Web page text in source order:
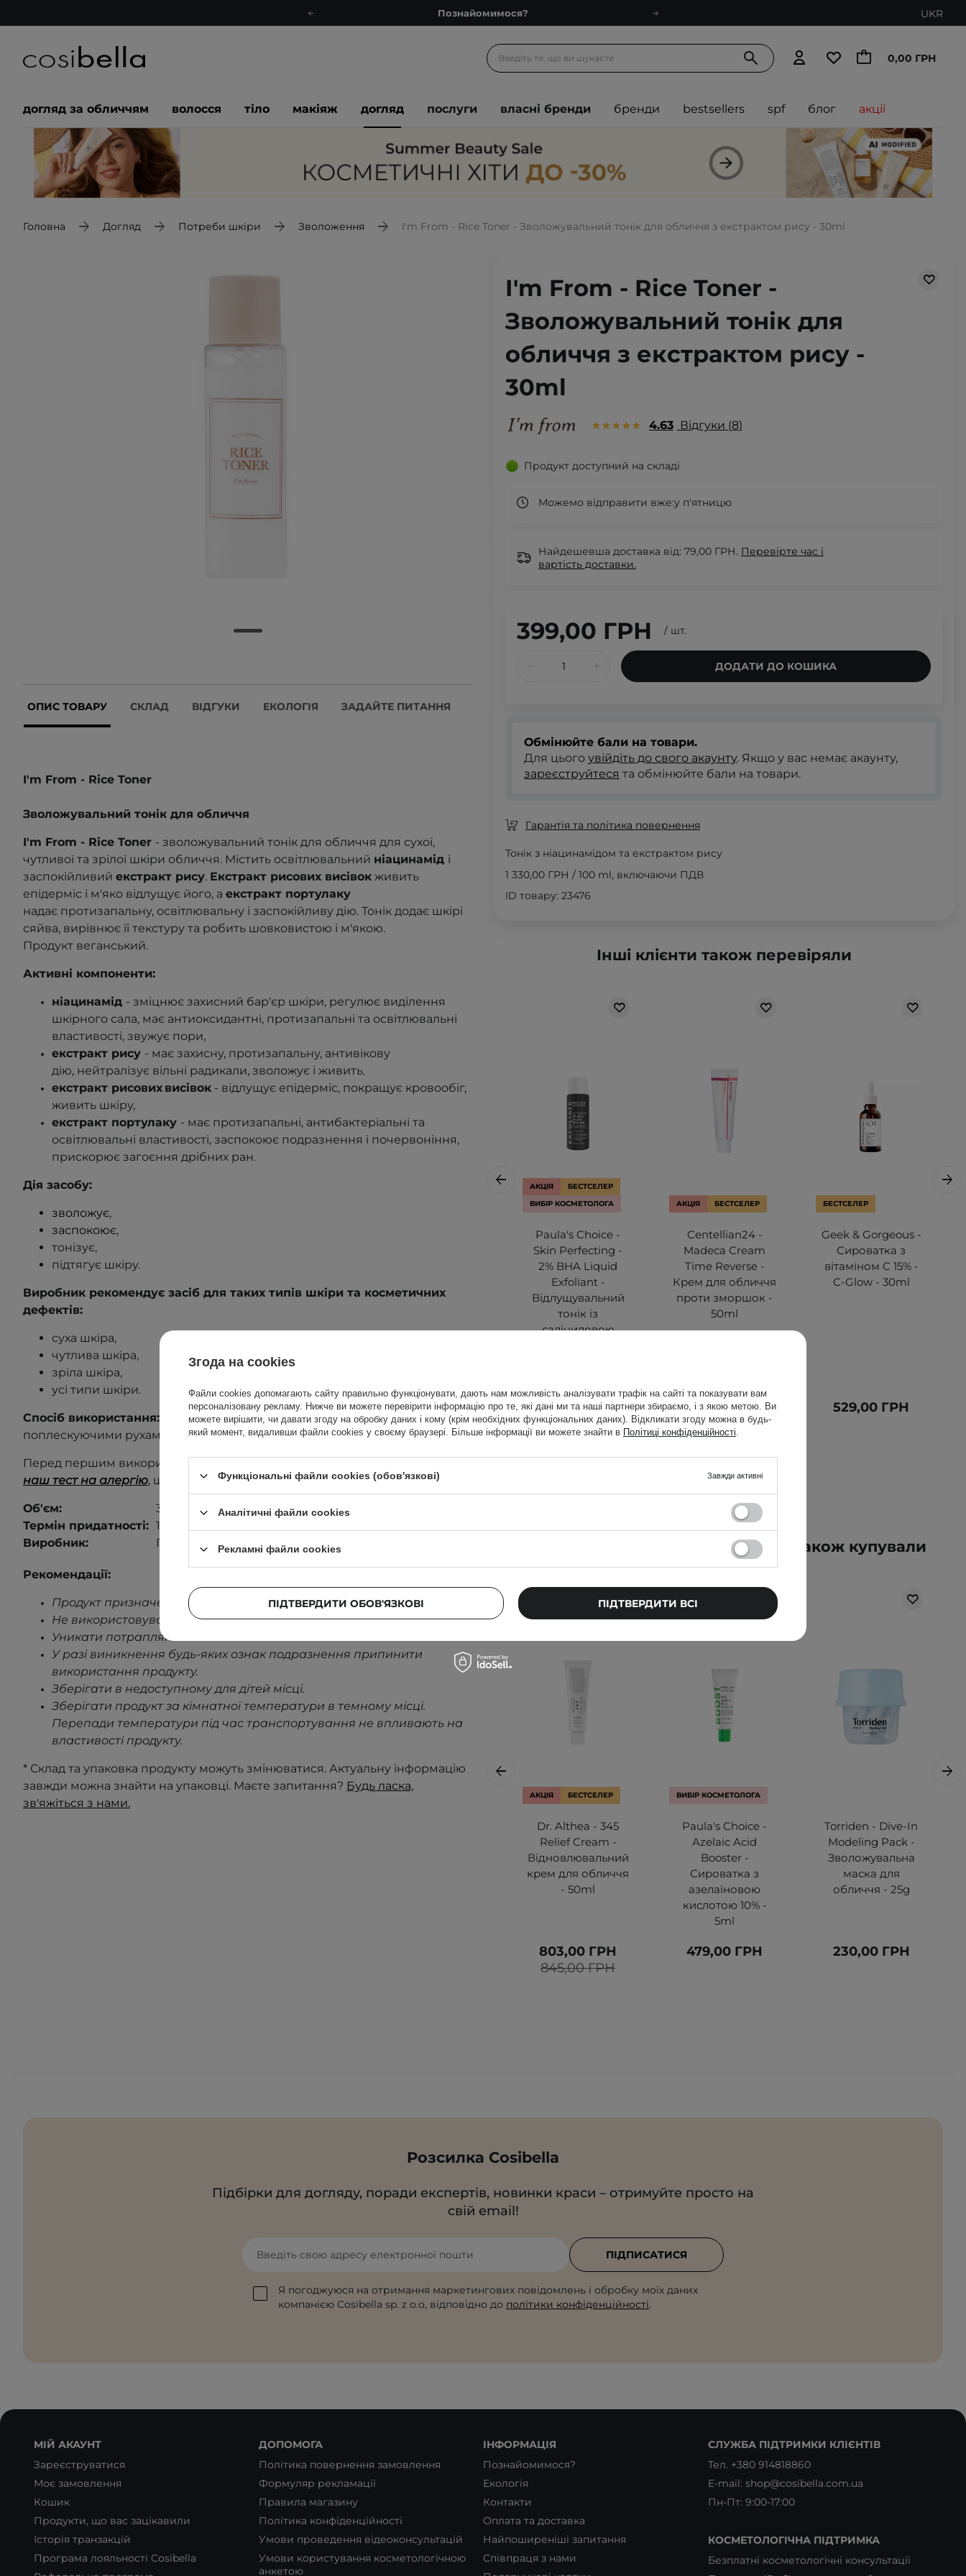
Познайомимося?
Подарункові картки
Рекомендуй нас і отримуй ще більше балів
Запитай косметолога
Познайомимося?
UKR
0,00 ГРН
догляд за обличчям волосся тіло макіяж догляд послуги власні бренди бренди bestsellers spf блог акції
Головна Догляд Потреби шкіри Зволоження I'm From - Rice Toner - Зволожувальний тонік для обличчя з екстрактом рису - 30ml
ОПИС ТОВАРУ СКЛАД ВІДГУКИ ЕКОЛОГІЯ ЗАДАЙТЕ ПИТАННЯ
I'm From - Rice Toner
Зволожувальний тонік для обличчя
I'm From - Rice Toner - зволожувальний тонік для обличчя для сухої,
чутливої та зрілої шкіри обличчя. Містить освітлювальний ніацинамід і
заспокійливий екстракт рису. Екстракт рисових висівок живить
епідерміс і м'яко відлущує його, а екстракт портулаку
надає протизапальну, освітлювальну і заспокійливу дію. Тонік додає шкірі
сяйва, вирівнює її текстуру та робить шовковистою і м'якою.
Продукт веганський.
Активні компоненти:
ніацинамід - зміцнює захисний бар'єр шкіри, регулює виділення
шкірного сала, має антиоксидантні, протизапальні та освітлювальні
властивості, звужує пори,
екстракт рису - має захисну, протизапальну, антивікову
дію, нейтралізує вільні радикали, зволожує і живить,
екстракт рисових висівок - відлущує епідерміс, покращує кровообіг,
живить шкіру,
екстракт портулаку - має протизапальні, антибактеріальні та
освітлювальні властивості, заспокоює подразнення і почервоніння,
прискорює загоєння дрібних ран.
Дія засобу:
зволожує,
заспокоює,
тонізує,
підтягує шкіру.
Виробник рекомендує засіб для таких типів шкіри та косметичних
дефектів:
суха шкіра,
чутлива шкіра,
зріла шкіра,
усі типи шкіри.
Спосіб використання: Нанести тонік на очищену шкіру обличчя
поплескуючими рухами.
Перед першим використанням виконайте тест на алергію. Перевірте
наш тест на алергію, щоб дізнатися більше.
Об'єм:
30 ml
Термін придатності: 12 місяців після відкриття.
Виробник:
Південна Корея.
Рекомендації:
Продукт призначений лише для зовнішнього застосування.
Не використовувати на пошкодженій шкірі.
Уникати потрапляння в очі.
У разі виникнення будь-яких ознак подразнення припинити
використання продукту.
Зберігати в недоступному для дітей місці.
Зберігати продукт за кімнатної температури в темному місці.
Перепади температури під час транспортування не впливають на
властивості продукту.
* Склад та упаковка продукту можуть змінюватися. Актуальну інформацію
завжди можна знайти на упаковці. Маєте запитання? Будь ласка,
зв'яжіться з нами.
I'm From - Rice Toner -
Зволожувальний тонік для
обличчя з екстрактом рису -
30ml
4.63 Відгуки 8
Продукт доступний на складі
Можемо відправити вже:у п'ятницю
Найдешевша доставка від: 79,00 ГРН. Перевірте час і
вартість доставки.
399,00 ГРН / шт.
ДОДАТИ ДО КОШИКА
Обмінюйте бали на товари.
Для цього увійдіть до свого акаунту. Якщо у вас немає акаунту,
зареєструйтеся та обмінюйте бали на товари.
Гарантія та політика повернення
Тонік з ніацинамідом та екстрактом рису
1 330,00 ГРН / 100 ml, включаючи ПДВ
ID товару: 23476
Інші клієнти також перевіряли
АКЦІЯ
БЕСТСЕЛЕР
ВИБІР КОСМЕТОЛОГА
Paula's Choice -
Skin Perfecting -
2% BHA Liquid
Exfoliant -
Відлущувальний
тонік із
саліциловою
599,00 ГРН
569,00 ГРН
АКЦІЯ БЕСТСЕЛЕР
Centellian24 -
Madeca Cream
Time Reverse -
Крем для обличчя
проти зморшок -
50ml
639,00 ГРН
543,00 ГРН
БЕСТСЕЛЕР
Geek & Gorgeous -
Сироватка з
вітаміном С 15% -
C-Glow - 30ml
529,00 ГРН
Клієнти, які купували цей товар, також купували
АКЦІЯ БЕСТСЕЛЕР
Dr. Althea - 345
Relief Cream -
Відновлювальний
крем для обличчя
- 50ml
845,00 ГРН
803,00 ГРН
ВИБІР КОСМЕТОЛОГА
Paula's Choice -
Azelaic Acid
Booster -
Сироватка з
азелаїновою
кислотою 10% -
5ml
479,00 ГРН
Torriden - Dive-In
Modeling Pack -
Зволожувальна
маска для
обличчя - 25g
230,00 ГРН
Розсилка Cosibella
Підбірки для догляду, поради експертів, новинки краси – отримуйте просто на
свій email!
Введіть свою адресу електронної пошти
Я погоджуюся на отримання маркетингових повідомлень і обробку моїх даних
компанією Cosibella sp. z o.o, відповідно до політики конфіденційності.
ПІДПИСАТИСЯ
МІЙ АКАУНТ
Зареєструватися
Моє замовлення
Кошик
Продукти, що вас зацікавили
Історія транзакцій
Програма лояльності Cosibella
ДОПОМОГА
Політика повернення замовлення
Формуляр рекламації
Правила магазину
Політика конфіденційності
Умови проведення відеоконсультацій
Умови користування косметологічною
анкетою
ІНФОРМАЦІЯ
Познайомимося?
Екологія
Контакти
Оплата та доставка
Найпоширеніші запитання
Співпраця з нами
СЛУЖБА ПІДТРИМКИ КЛІЄНТІВ
Тел. +380 914818860
E-mail: shop@cosibella.com.ua
Пн-Пт: 9:00-17:00
КОСМЕТОЛОГІЧНА ПІДТРИМКА
Безплатні косметологічні консультації
Згода на cookies
Файли cookies допомагають сайту правильно функціонувати, дають нам можливість аналізувати трафік на сайті та показувати вам
персоналізовану рекламу. Нижче ви можете перевірити інформацію про те, які дані ми та наші партнери збираємо, і з якою метою. Ви
можете вирішити, чи давати згоду на обробку даних і кому (крім необхідних функціональних даних). Відкликати згоду можна в будь-
який момент, видаливши файли cookies у своєму браузері. Більше інформації ви можете знайти в Політиці конфіденційності.
Функціональні файли cookies (обов'язкові) Завжди активні
Аналітичні файли cookies
Рекламні файли cookies
ПІДТВЕРДИТИ ОБОВ'ЯЗКОВІ ПІДТВЕРДИТИ ВСІ